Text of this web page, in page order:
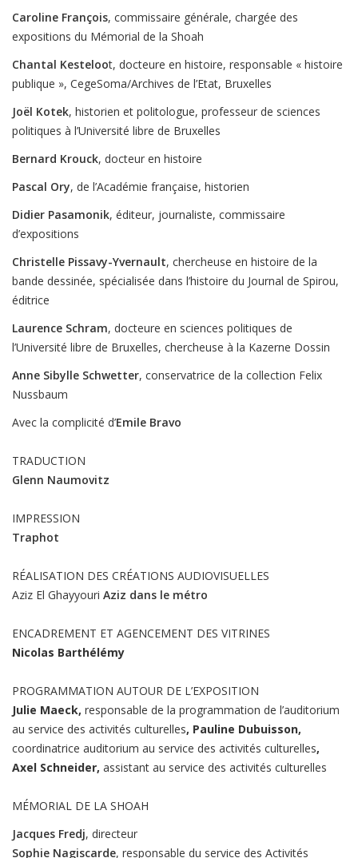
Caroline François, commissaire générale, chargée des
expositions du Mémorial de la Shoah
Chantal Kesteloot, docteure en histoire, responsable « histoire
publique », CegeSoma/Archives de l’Etat, Bruxelles
Joël Kotek, historien et politologue, professeur de sciences
politiques à l’Université libre de Bruxelles
Bernard Krouck, docteur en histoire
Pascal Ory, de l’Académie française, historien
Didier Pasamonik, éditeur, journaliste, commissaire
d’expositions
Christelle Pissavy-Yvernault, chercheuse en histoire de la
bande dessinée, spécialisée dans l’histoire du Journal de Spirou,
éditrice
Laurence Schram, docteure en sciences politiques de
l’Université libre de Bruxelles, chercheuse à la Kazerne Dossin
Anne Sibylle Schwetter, conservatrice de la collection Felix
Nussbaum
Avec la complicité d’Emile Bravo
TRADUCTION
Glenn Naumovitz
IMPRESSION
Traphot
RÉALISATION DES CRÉATIONS AUDIOVISUELLES
Aziz El Ghayyouri Aziz dans le métro
ENCADREMENT ET AGENCEMENT DES VITRINES
Nicolas Barthélémy
PROGRAMMATION AUTOUR DE L’EXPOSITION
Julie Maeck, responsable de la programmation de l’auditorium
au service des activités culturelles, Pauline Dubuisson,
coordinatrice auditorium au service des activités culturelles,
Axel Schneider, assistant au service des activités culturelles
MÉMORIAL DE LA SHOAH
Jacques Fredj, directeur
Sophie Nagiscarde, responsable du service des Activités